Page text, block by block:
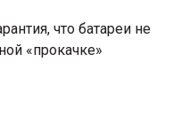
что батареи не
«прокачке»